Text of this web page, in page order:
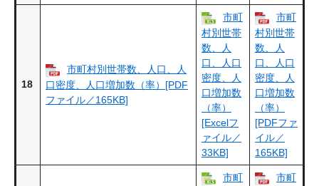
18
市町村別世帯数、人口、人
口密度、人口増加数（率）[PDF
ファイル／165KB]
市町
村別世帯
数、人
口、人口
密度、人
口増加数
（率）
[Excelフ
ァイル／
33KB]
市町
村別世帯
数、人
口、人口
密度、人
口増加数
（率）
[PDFファ
イル／
165KB]
市町
市町